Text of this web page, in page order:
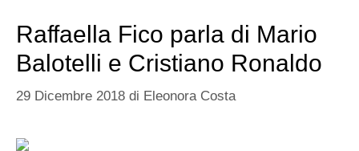
Raffaella Fico parla di Mario
Balotelli e Cristiano Ronaldo
29 Dicembre 2018 di Eleonora Costa